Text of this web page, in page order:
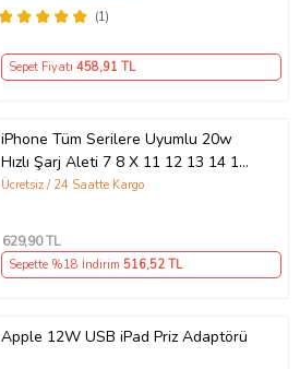
(1)
Sepet Fiyatı 458,91 TL
iPhone Tüm Serilere Uyumlu 20w
Hızlı Şarj Aleti 7 8 X 11 12 13 14 15
16 İçin Type-C Girişli Adaptör
Ücretsiz / 24 Saatte Kargo
629,90 TL
Sepette %18 İndirim 516,52 TL
Apple 12W USB iPad Priz Adaptörü